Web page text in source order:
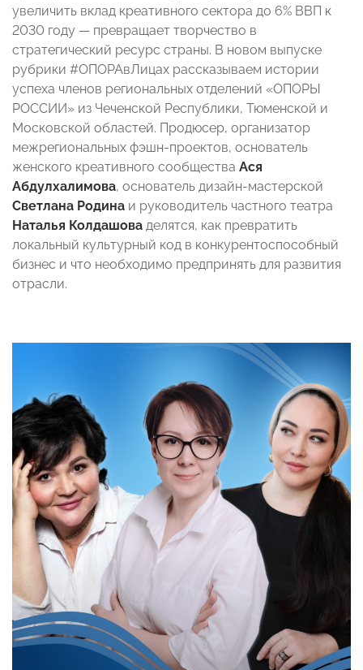
увеличить вклад креативного сектора до 6% ВВП к
2030 году — превращает творчество в
стратегический ресурс страны. В новом выпуске
рубрики #ОПОРАвЛицах рассказываем истории
успеха членов региональных отделений «ОПОРЫ
РОССИИ» из Чеченской Республики, Тюменской и
Московской областей. Продюсер, организатор
межрегиональных фэшн-проектов, основатель
женского креативного сообщества Ася
Абдулхалимова, основатель дизайн-мастерской
Светлана Родина и руководитель частного театра
Наталья Колдашова делятся, как превратить
локальный культурный код в конкурентоспособный
бизнес и что необходимо предпринять для развития
отрасли.